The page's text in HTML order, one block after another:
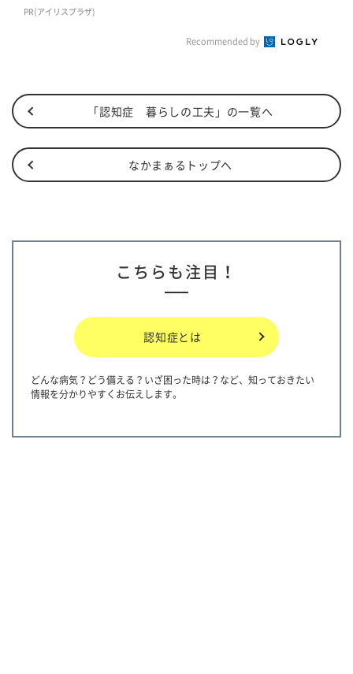
PR(アイリスプラザ)
Recommended by
「認知症 暮らしの工夫」の一覧へ
なかまぁるトップへ
こちらも注目！
認知症とは
どんな病気？どう備える？いざ困った時は？など、知っておきたい
情報を分かりやすくお伝えします。